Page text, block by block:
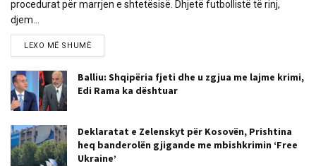
procedurat për marrjen e shtetësisë. Dhjetë futbollistë të rinj,
djem...
LEXO MË SHUMË
Balliu: Shqipëria fjeti dhe u zgjua me lajme krimi,
Edi Rama ka dështuar
Deklaratat e Zelenskyt për Kosovën, Prishtina
heq banderolën gjigande me mbishkrimin ‘Free
Ukraine’